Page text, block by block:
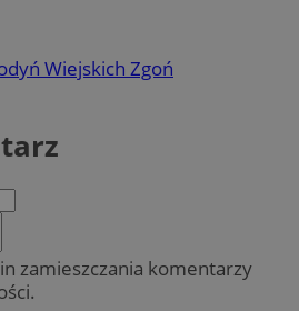
Wiejskich Zgoń
zamieszczania komentarzy